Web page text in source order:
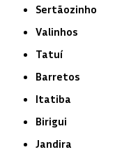
Sertãozinho
Valinhos
Tatuí
Barretos
Itatiba
Birigui
Jandira